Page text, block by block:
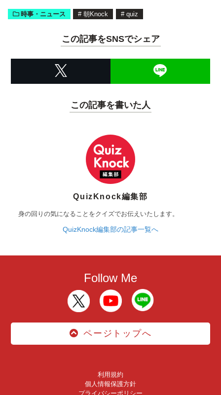
時事・ニュース # 朝Knock # quiz
この記事をSNSでシェア
この記事を書いた人
QuizKnock編集部
身の回りの気になることをクイズでお伝えいたします。
QuizKnock編集部の記事一覧へ
Follow Me
ページトップへ
利用規約
個人情報保護方針
プライバシーポリシー